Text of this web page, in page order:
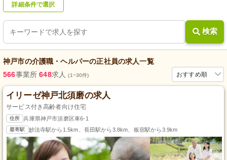
詳細条件で選択
検索
神戸市の介護職・ヘルパーの正社員の求人一覧
おすすめ順
566事業所 648求人(1~30件)
イリーゼ神戸北須磨の求人
サービス付き高齢者向け住宅
住所 兵庫県神戸市須磨区車6-1
最寄駅 妙法寺駅から1.5km、長田駅から3.8km、板宿駅から3.9km